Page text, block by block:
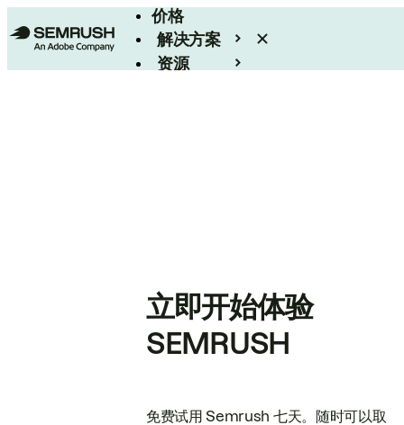
价格
解决方案
资源
立即开始体验
SEMRUSH
免费试用 Semrush 七天。随时可以取